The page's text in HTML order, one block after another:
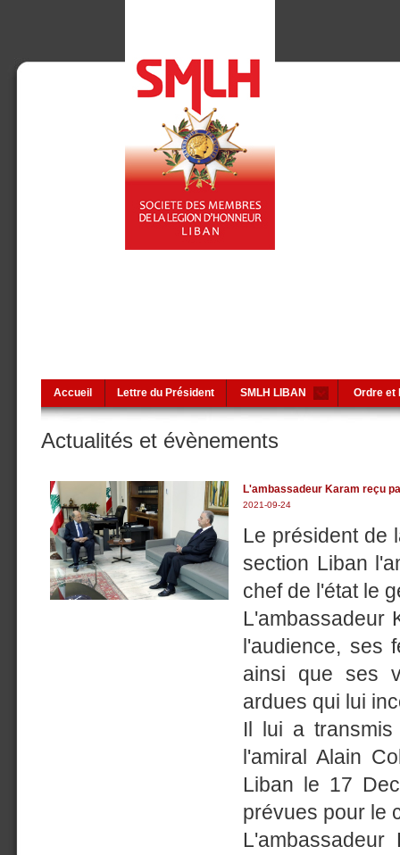
Accueil Lettre du Président SMLH LIBAN Ordre et
Actualités et évènements
L'ambassadeur Karam reçu
2021-09-24
Le président de
section Liban
chef de l'état le
L'ambassadeur
l'audience, ses
ainsi que ses
ardues qui lui
Il lui a
l'amiral Alain
Liban le 17
prévues pour le